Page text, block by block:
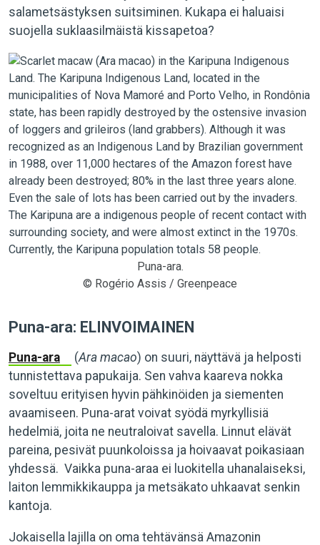
salametsästyksen suitsiminen. Kukapa ei haluaisi
suojella suklaasilmäistä kissapetoa?
Puna-ara.
© Rogério Assis / Greenpeace
Puna-ara: ELINVOIMAINEN
Puna-ara (Ara macao) on suuri, näyttävä ja helposti
tunnistettava papukaija. Sen vahva kaareva nokka
soveltuu erityisen hyvin pähkinöiden ja siementen
avaamiseen. Puna-arat voivat syödä myrkyllisiä
hedelmiä, joita ne neutraloivat savella. Linnut elävät
pareina, pesivät puunkoloissa ja hoivaavat poikasiaan
yhdessä. Vaikka puna-araa ei luokitella uhanalaiseksi,
laiton lemmikkikauppa ja metsäkato uhkaavat senkin
kantoja.
Jokaisella lajilla on oma tehtävänsä Amazonin